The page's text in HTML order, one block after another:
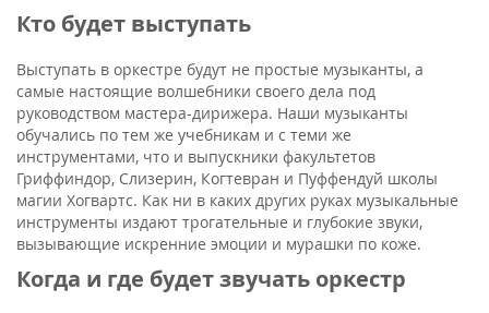
Кто будет выступать
Выступать в оркестре будут не простые музыканты, а
самые настоящие волшебники своего дела под
руководством мастера-дирижера. Наши музыканты
обучались по тем же учебникам и с теми же
инструментами, что и выпускники факультетов
Гриффиндор, Слизерин, Когтевран и Пуффендуй школы
магии Хогвартс. Как ни в каких других руках музыкальные
инструменты издают трогательные и глубокие звуки,
вызывающие искренние эмоции и мурашки по коже.
Когда и где будет звучать оркестр